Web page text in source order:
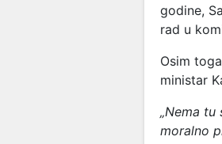
godine,
rad u
Osim
ministar
„Nema
moralno